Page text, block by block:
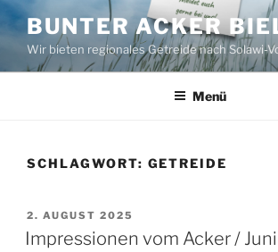
Zum
Inhalt
springen
BUNTER ACKER
Wir bieten regionales Getreide nach Solawi-
Menü
SCHLAGWORT: GETREIDE
VERÖFFENTLICHT
AM
2. AUGUST 2025
Impressionen vom Acker /